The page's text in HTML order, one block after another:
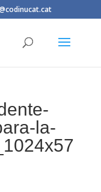
la-